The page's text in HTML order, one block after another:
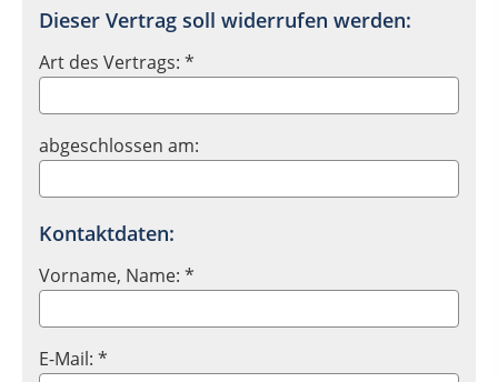
Dieser Vertrag soll widerrufen werden:
Art des Vertrags: *
abgeschlossen am:
Kontaktdaten:
Vorname, Name: *
E-Mail: *